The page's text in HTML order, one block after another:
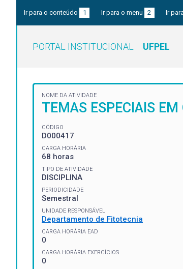
Ir para o conteúdo 1 Ir para o menu 2 Ir
PORTAL INSTITUCIONAL UFPEL
NOME DA ATIVIDADE
TEMAS ESPECIAIS EM
CÓDIGO
D000417
CARGA HORÁRIA
68 horas
TIPO DE ATIVIDADE
DISCIPLINA
PERIODICIDADE
Semestral
UNIDADE RESPONSÁVEL
Departamento de Fitotecnia
CARGA HORÁRIA EAD
0
CARGA HORÁRIA EXERCÍCIOS
0